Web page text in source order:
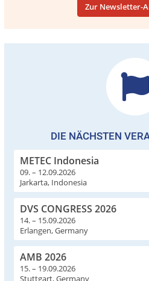
Zur Newsletter-
DIE NÄCHSTEN
METEC Indonesia
09. – 12.09.2026
Jarkarta, Indonesia
DVS CONGRESS 2026
14. – 15.09.2026
Erlangen, Germany
AMB 2026
15. – 19.09.2026
Stuttgart, Germany